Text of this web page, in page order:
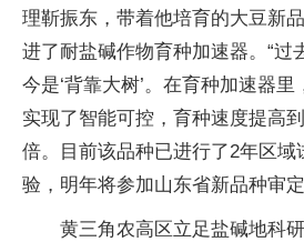
理靳振东，带着他培育的大豆新
进了耐盐碱作物育种加速器。“过
今是‘背靠大树’。在育种加速器
实现了智能可控，育种速度提高
倍。目前该品种已进行了2年区域
验，明年将参加山东省新品种审定
黄三角农高区立足盐碱地科